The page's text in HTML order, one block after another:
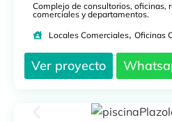
Complejo de consultorios, oficinas,
comerciales y departamentos.
Locales Comerciales, Oficinas
Ver proyecto